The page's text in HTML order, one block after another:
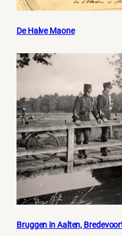
De Halve Maone
Bruggen in Aalten,